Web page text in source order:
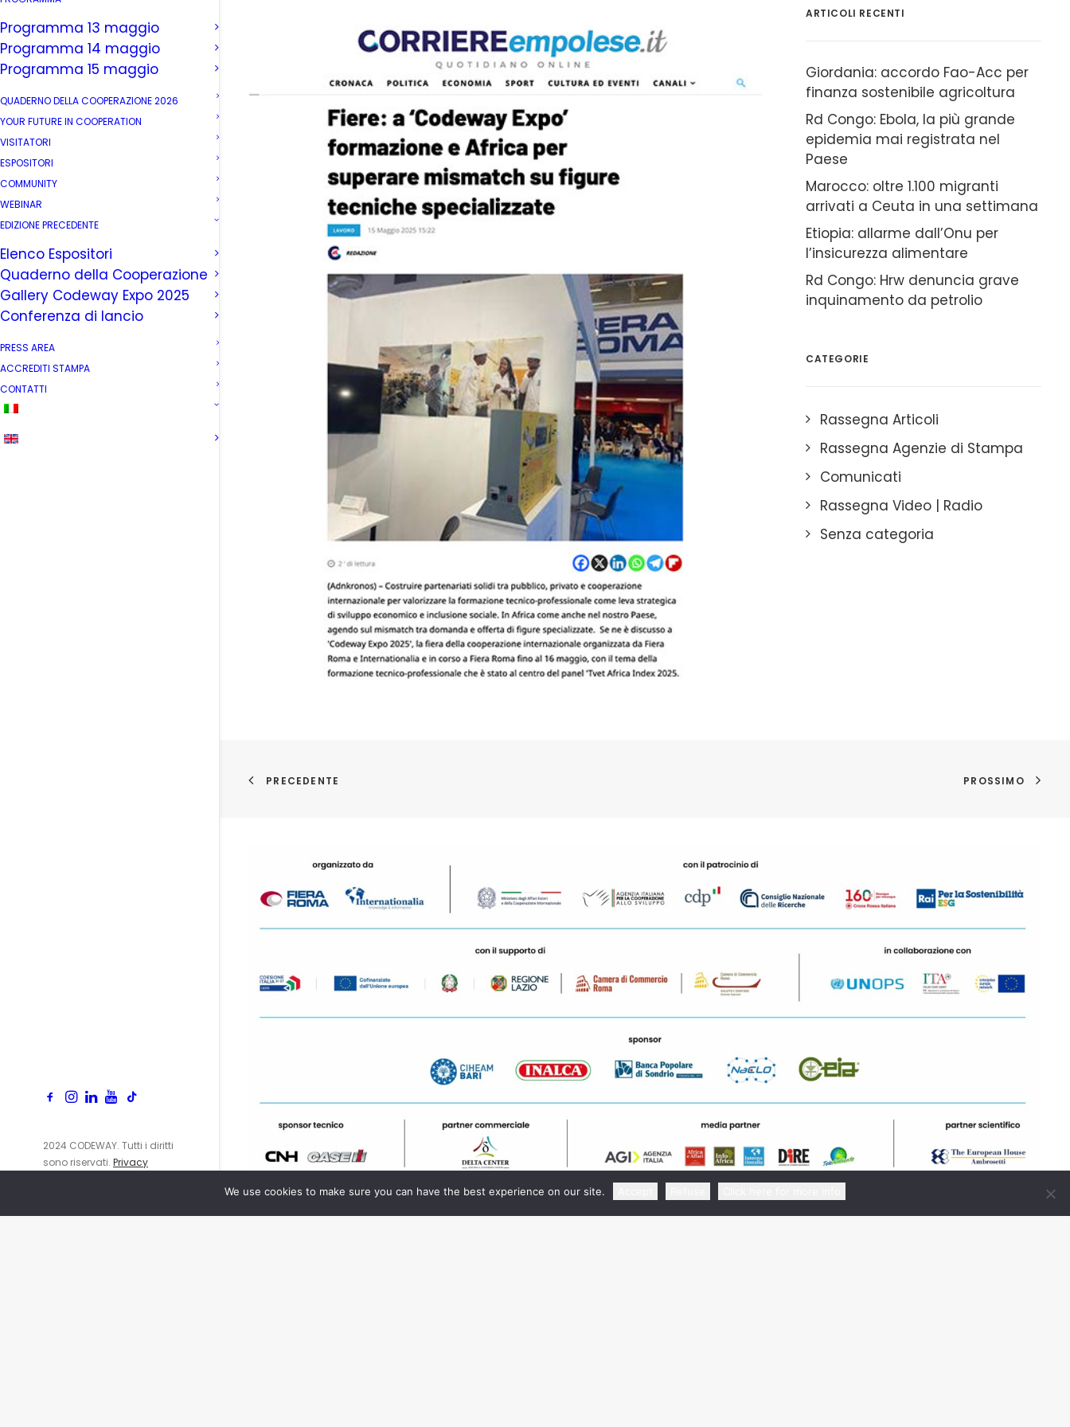
Programma 13 maggio
Programma 14 maggio
Programma 15 maggio
QUADERNO DELLA COOPERAZIONE 2026
YOUR FUTURE IN COOPERATION
VISITATORI
ESPOSITORI
COMMUNITY
WEBINAR
EDIZIONE PRECEDENTE
Elenco Espositori
Quaderno della Cooperazione
Gallery Codeway Expo 2025
Conferenza di lancio
PRESS AREA
ACCREDITI STAMPA
CONTATTI
2024 CODEWAY. Tutti i diritti
sono riservati. Privacy
ARTICOLI RECENTI
Giordania: accordo Fao-Acc per
finanza sostenibile agricoltura
Rd Congo: Ebola, la più grande
epidemia mai registrata nel
Paese
Marocco: oltre 1.100 migranti
arrivati a Ceuta in una settimana
Etiopia: allarme dall’Onu per
l’insicurezza alimentare
Rd Congo: Hrw denuncia grave
inquinamento da petrolio
CATEGORIE
Rassegna Articoli
Rassegna Agenzie di Stampa
Comunicati
Rassegna Video | Radio
Senza categoria
PRECEDENTE PROSSIMO
We use cookies to make sure you can have the best experience on our site.